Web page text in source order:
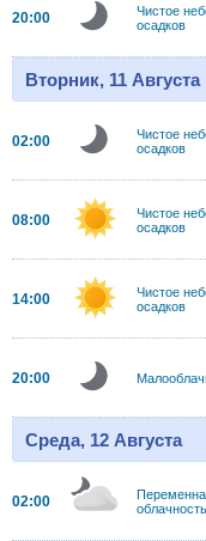
20:00
Чистое
осадков
Вторник, 11 Августа
02:00
Чистое
осадков
08:00
Чистое
осадков
14:00
Чистое
осадков
20:00
Среда, 12 Августа
02:00
облачность